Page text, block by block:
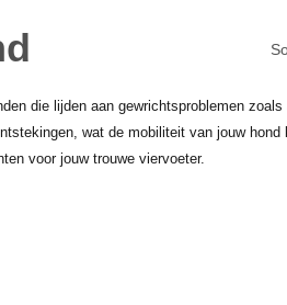
die lijden aan gewrichtsproblemen
wat de mobiliteit van jouw
voor jouw trouwe viervoeter.